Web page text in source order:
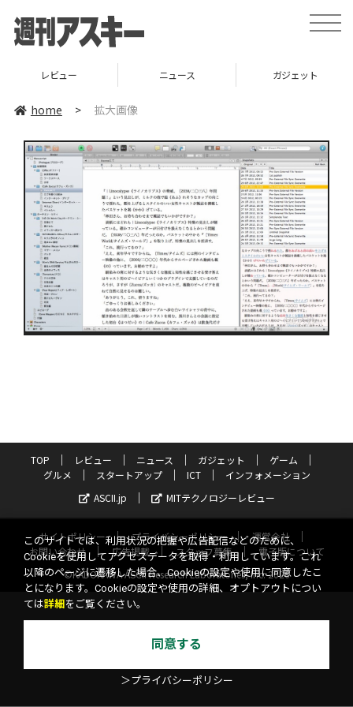
toggle
レビュー ニュース ガジェット
home > 拡大画像
TOP レビュー ニュース ガジェット
ゲーム
グルメ
スタートアップ ICT
インフォメーション
ASCII.jp
MITテクノロジーレビュー
サイトポリシー プライバシーポリシー
運営会社
お問い合わせ
広告掲載 スタッフ募集
電子版について
©KADOKAWA ASCII Research Laboratories, Inc. 2026
このサイトでは、利用状況の把握や広告配信などのために、
Cookieを使用してアクセスデータを取得・利用しています。これ
以降のページに遷移した場合、Cookieの設定や使用に同意したこ
とになります。Cookieの設定や使用の詳細、オプトアウトについ
ては詳細 をご覧ください。
同意する
＞プライバシーポリシー